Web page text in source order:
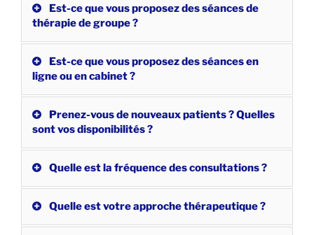
Est-ce que vous proposez des séances de
thérapie de groupe ?
Est-ce que vous proposez des séances en
ligne ou en cabinet ?
Prenez-vous de nouveaux patients ? Quelles
sont vos disponibilités ?
Quelle est la fréquence des consultations ?
Quelle est votre approche thérapeutique ?